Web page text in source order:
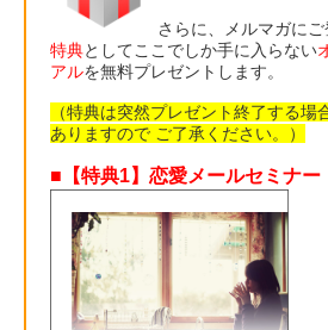
さらに、メルマガにご
特典としてここでしか手に入らない
アルを無料プレゼントします。
（特典は突然プレゼント終了する場
ありますので ご了承ください。）
■【特典1】恋愛メールセミナー